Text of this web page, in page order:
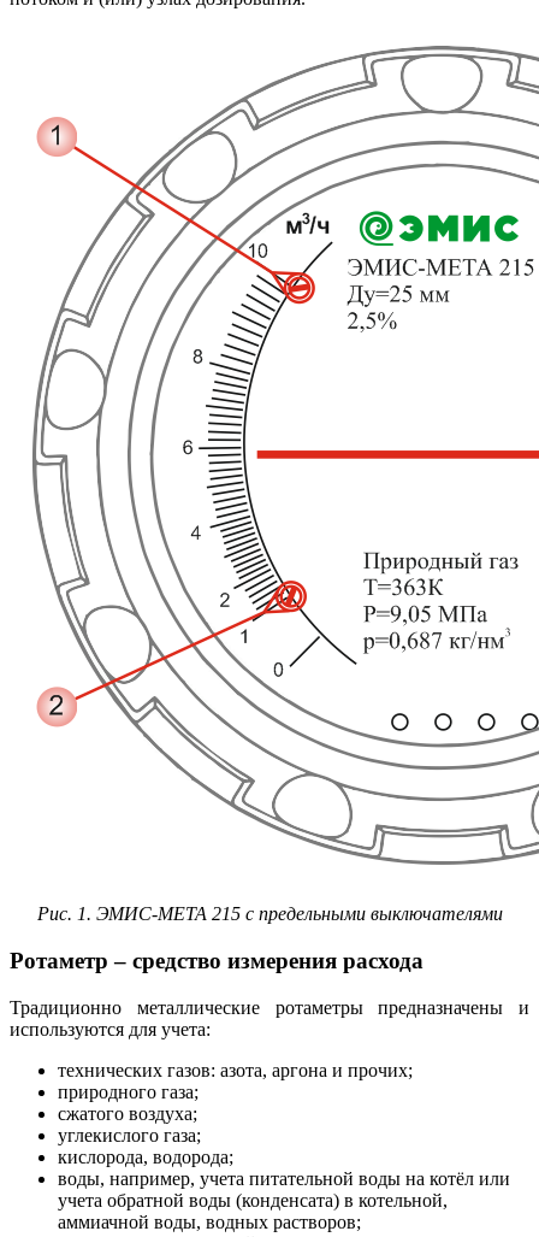
Рис. 1. ЭМИС-МЕТА 215 с предельными выключателями
Ротаметр – средство измерения расхода
Традиционно металлические ротаметры предназначены и
используются для учета:
технических газов: азота, аргона и прочих;
природного газа;
сжатого воздуха;
углекислого газа;
кислорода, водорода;
воды, например, учета питательной воды на котёл или
учета обратной воды (конденсата) в котельной,
аммиачной воды, водных растворов;